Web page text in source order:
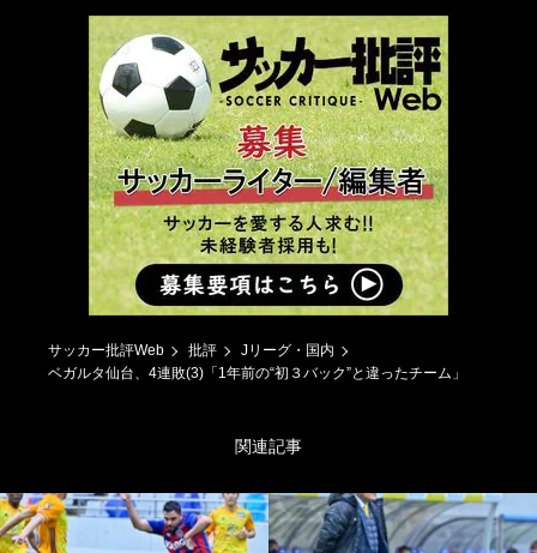
サッカー批評Web 批評
Jリーグ・国内
ベガルタ仙台、4連敗(3)「1年前の“初３バック”と違ったチーム」
関連記事